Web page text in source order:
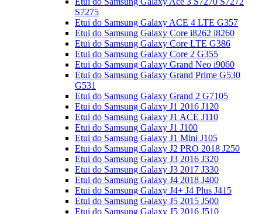
S7275
Etui do Samsung Galaxy ACE 4 LTE G357
Etui do Samsung Galaxy Core i8262 i8260
Etui do Samsung Galaxy Core LTE G386
Etui do Samsung Galaxy Core 2 G355
Etui do Samsung Galaxy Grand Neo i9060
Etui do Samsung Galaxy Grand Prime G530
G531
Etui do Samsung Galaxy Grand 2 G7105
Etui do Samsung Galaxy J1 2016 J120
Etui do Samsung Galaxy J1 ACE J110
Etui do Samsung Galaxy J1 J100
Etui do Samsung Galaxy J1 Mini J105
Etui do Samsung Galaxy J2 PRO 2018 J250
Etui do Samsung Galaxy J3 2016 J320
Etui do Samsung Galaxy J3 2017 J330
Etui do Samsung Galaxy J4 2018 J400
Etui do Samsung Galaxy J4+ J4 Plus J415
Etui do Samsung Galaxy J5 2015 J500
Etui do Samsung Galaxy J5 2016 J510